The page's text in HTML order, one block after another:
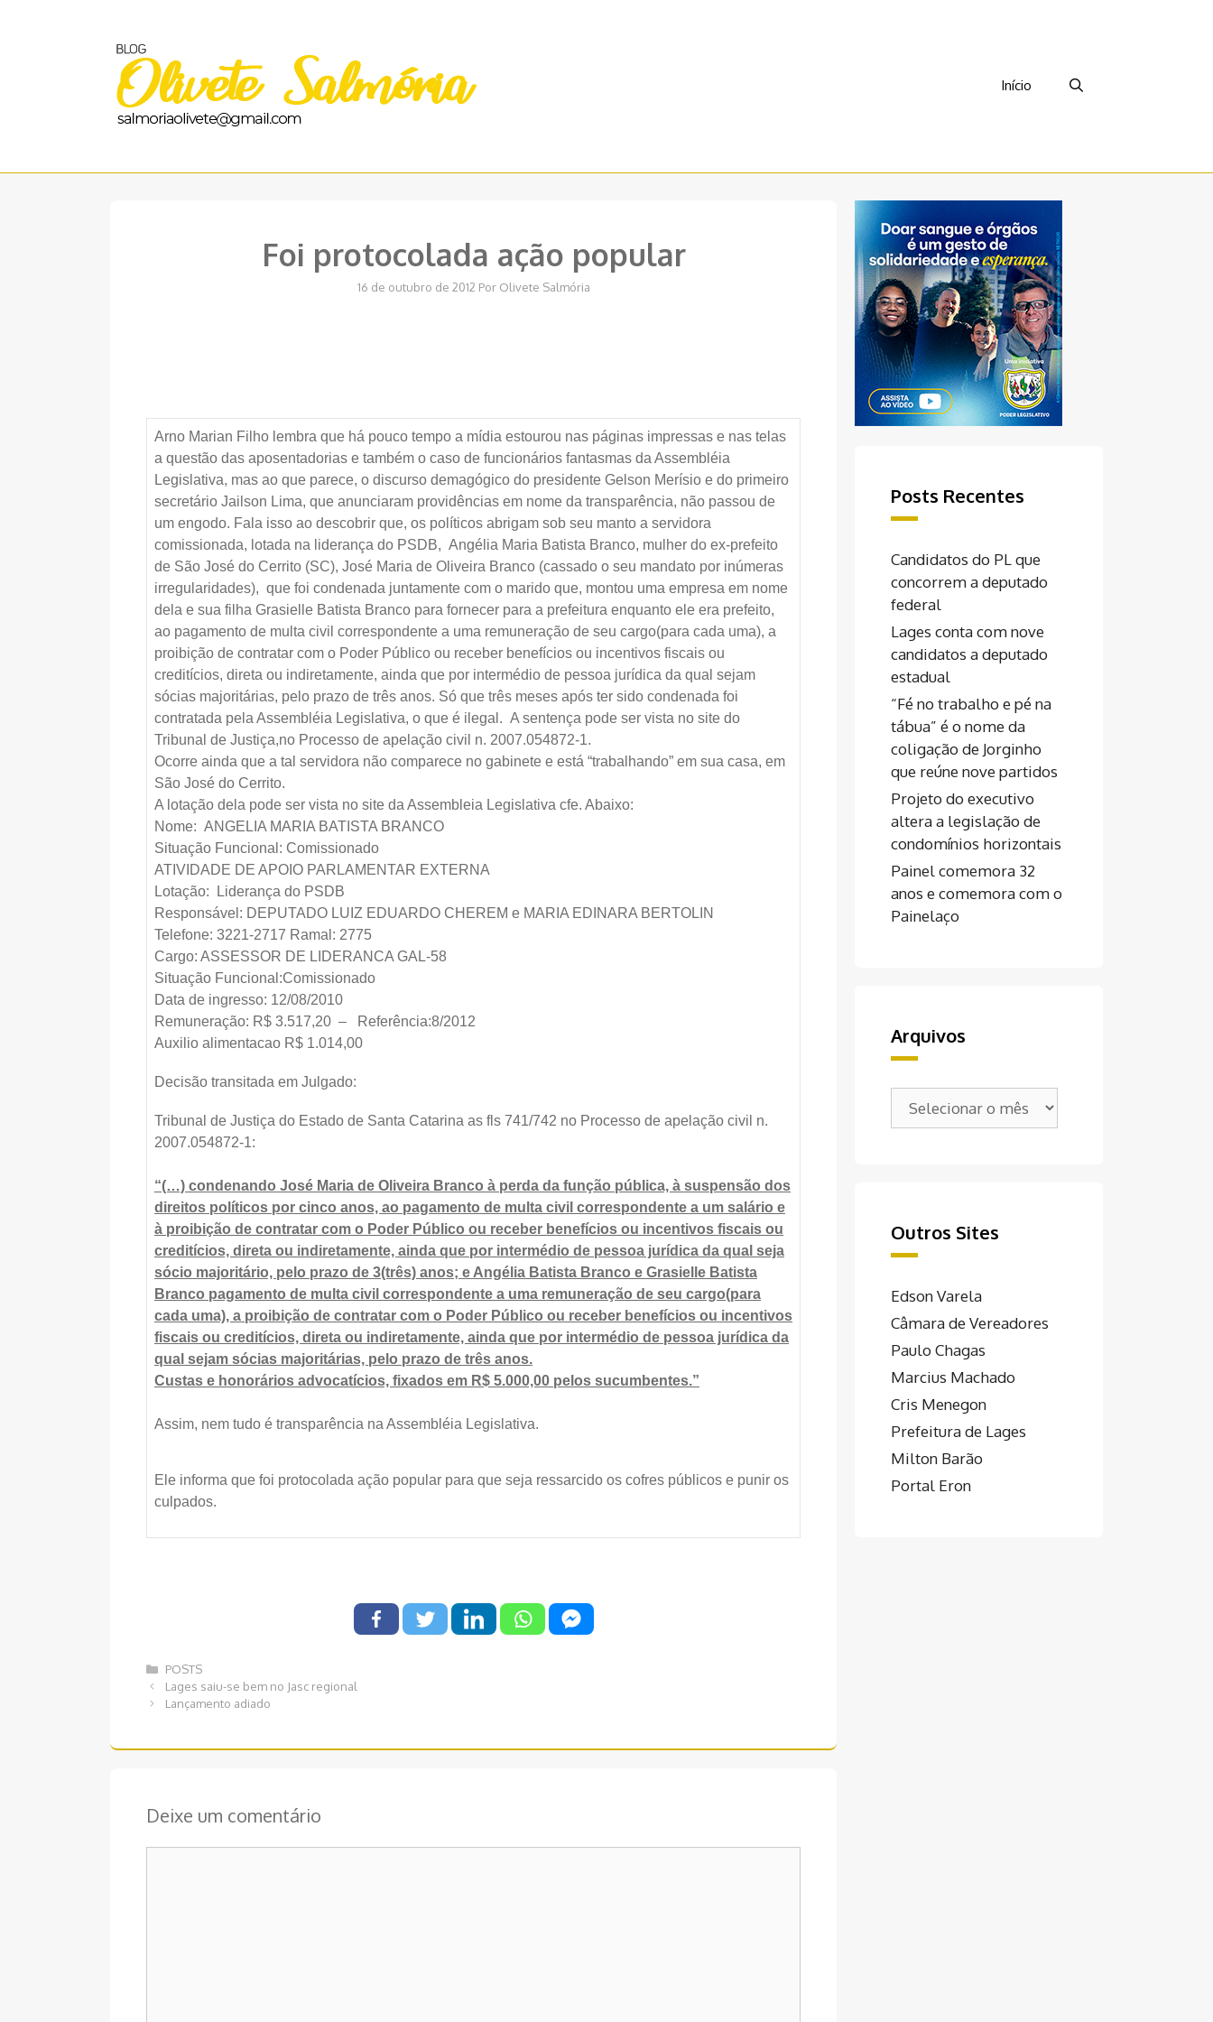
Início
Foi protocolada ação popular
16 de outubro de 2012 Por Olivete Salmória
Arno Marian Filho lembra que há pouco tempo a mídia estourou nas páginas impressas e nas telas
a questão das aposentadorias e também o caso de funcionários fantasmas da Assembléia
Legislativa, mas ao que parece, o discurso demagógico do presidente Gelson Merísio e do primeiro
secretário Jailson Lima, que anunciaram providências em nome da transparência, não passou de
um engodo. Fala isso ao descobrir que, os políticos abrigam sob seu manto a servidora
comissionada, lotada na liderança do PSDB, Angélia Maria Batista Branco, mulher do ex-prefeito
de São José do Cerrito (SC), José Maria de Oliveira Branco (cassado o seu mandato por inúmeras
irregularidades), que foi condenada juntamente com o marido que, montou uma empresa em nome
dela e sua filha Grasielle Batista Branco para fornecer para a prefeitura enquanto ele era prefeito,
ao pagamento de multa civil correspondente a uma remuneração de seu cargo(para cada uma), a
proibição de contratar com o Poder Público ou receber benefícios ou incentivos fiscais ou
creditícios, direta ou indiretamente, ainda que por intermédio de pessoa jurídica da qual sejam
sócias majoritárias, pelo prazo de três anos. Só que três meses após ter sido condenada foi
contratada pela Assembléia Legislativa, o que é ilegal. A sentença pode ser vista no site do
Tribunal de Justiça,no Processo de apelação civil n. 2007.054872-1.
Ocorre ainda que a tal servidora não comparece no gabinete e está “trabalhando” em sua casa, em
São José do Cerrito.
A lotação dela pode ser vista no site da Assembleia Legislativa cfe. Abaixo:
Nome: ANGELIA MARIA BATISTA BRANCO
Situação Funcional: Comissionado
ATIVIDADE DE APOIO PARLAMENTAR EXTERNA
Lotação: Liderança do PSDB
Responsável: DEPUTADO LUIZ EDUARDO CHEREM e MARIA EDINARA BERTOLIN
Telefone: 3221-2717 Ramal: 2775
Cargo: ASSESSOR DE LIDERANCA GAL-58
Situação Funcional:Comissionado
Data de ingresso: 12/08/2010
Remuneração: R$ 3.517,20 – Referência:8/2012
Auxilio alimentacao R$ 1.014,00
Decisão transitada em Julgado:
Tribunal de Justiça do Estado de Santa Catarina as fls 741/742 no Processo de apelação civil n.
2007.054872-1:
“(…) condenando José Maria de Oliveira Branco à perda da função pública, à suspensão dos
direitos políticos por cinco anos, ao pagamento de multa civil correspondente a um salário e
à proibição de contratar com o Poder Público ou receber benefícios ou incentivos fiscais ou
creditícios, direta ou indiretamente, ainda que por intermédio de pessoa jurídica da qual seja
sócio majoritário, pelo prazo de 3(três) anos; e Angélia Batista Branco e Grasielle Batista
Branco pagamento de multa civil correspondente a uma remuneração de seu cargo(para
cada uma), a proibição de contratar com o Poder Público ou receber benefícios ou incentivos
fiscais ou creditícios, direta ou indiretamente, ainda que por intermédio de pessoa jurídica da
qual sejam sócias majoritárias, pelo prazo de três anos.
Custas e honorários advocatícios, fixados em R$ 5.000,00 pelos sucumbentes.”
Assim, nem tudo é transparência na Assembléia Legislativa.
Ele informa que foi protocolada ação popular para que seja ressarcido os cofres públicos e punir os
culpados.
Categorias
POSTS
Navegação
de
Lages saiu-se bem no Jasc regional
Lançamento adiado
Deixe um comentário
Posts Recentes
Candidatos do PL que
concorrem a deputado
federal
Lages conta com nove
candidatos a deputado
estadual
“Fé no trabalho e pé na
tábua” é o nome da
coligação de Jorginho
que reúne nove partidos
Projeto do executivo
altera a legislação de
condomínios horizontais
Painel comemora 32
anos e comemora com o
Painelaço
Arquivos
Outros Sites
Edson Varela
Câmara de Vereadores
Paulo Chagas
Marcius Machado
Cris Menegon
Prefeitura de Lages
Milton Barão
Portal Eron